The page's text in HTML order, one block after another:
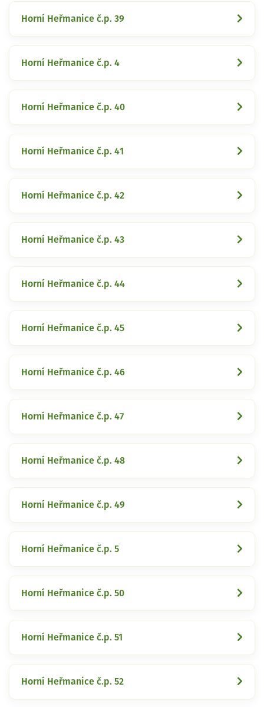
Horní Heřmanice č.p. 39
Horní Heřmanice č.p. 4
Horní Heřmanice č.p. 40
Horní Heřmanice č.p. 41
Horní Heřmanice č.p. 42
Horní Heřmanice č.p. 43
Horní Heřmanice č.p. 44
Horní Heřmanice č.p. 45
Horní Heřmanice č.p. 46
Horní Heřmanice č.p. 47
Horní Heřmanice č.p. 48
Horní Heřmanice č.p. 49
Horní Heřmanice č.p. 5
Horní Heřmanice č.p. 50
Horní Heřmanice č.p. 51
Horní Heřmanice č.p. 52